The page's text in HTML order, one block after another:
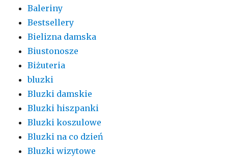
Baleriny
Bestsellery
Bielizna damska
Biustonosze
Biżuteria
bluzki
Bluzki damskie
Bluzki hiszpanki
Bluzki koszulowe
Bluzki na co dzień
Bluzki wizytowe